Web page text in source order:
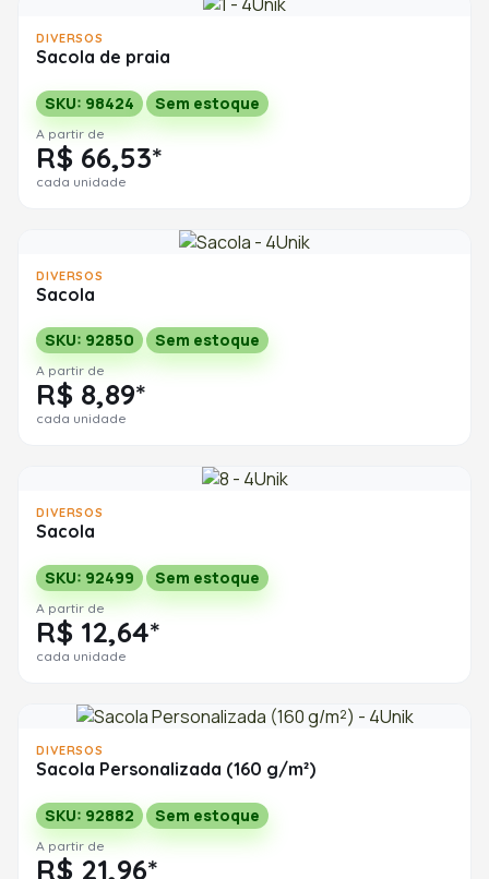
DIVERSOS
Sacola de praia
SKU: 98424 Sem estoque
A partir de
R$ 66,53*
cada unidade
DIVERSOS
Sacola
SKU: 92850 Sem estoque
A partir de
R$ 8,89*
cada unidade
DIVERSOS
Sacola
SKU: 92499 Sem estoque
A partir de
R$ 12,64*
cada unidade
DIVERSOS
Sacola Personalizada (160 g/m²)
SKU: 92882 Sem estoque
A partir de
R$ 21,96*